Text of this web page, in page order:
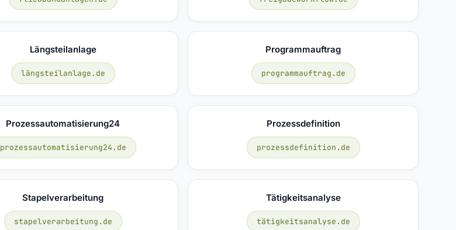
Längsteilanlage
längsteilanlage.de
Programmauftrag
programmauftrag.de
Prozessautomatisierung24
prozessautomatisierung24.de
Prozessdefinition
prozessdefinition.de
Stapelverarbeitung
stapelverarbeitung.de
Tätigkeitsanalyse
tätigkeitsanalyse.de